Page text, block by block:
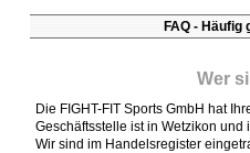
FAQ - Häufig
Wer
Die FIGHT-FIT Sports GmbH hat
Geschäftsstelle ist in Wetzikon und
Wir sind im Handelsregister